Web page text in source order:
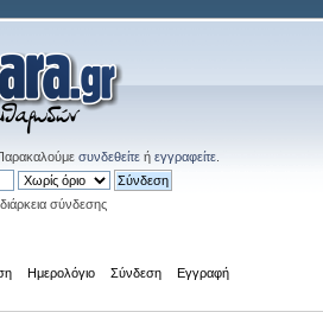
Παρακαλούμε συνδεθείτε ή εγγραφείτε
σύνδεσης
Ημερολόγιο Σύνδεση Εγγραφή